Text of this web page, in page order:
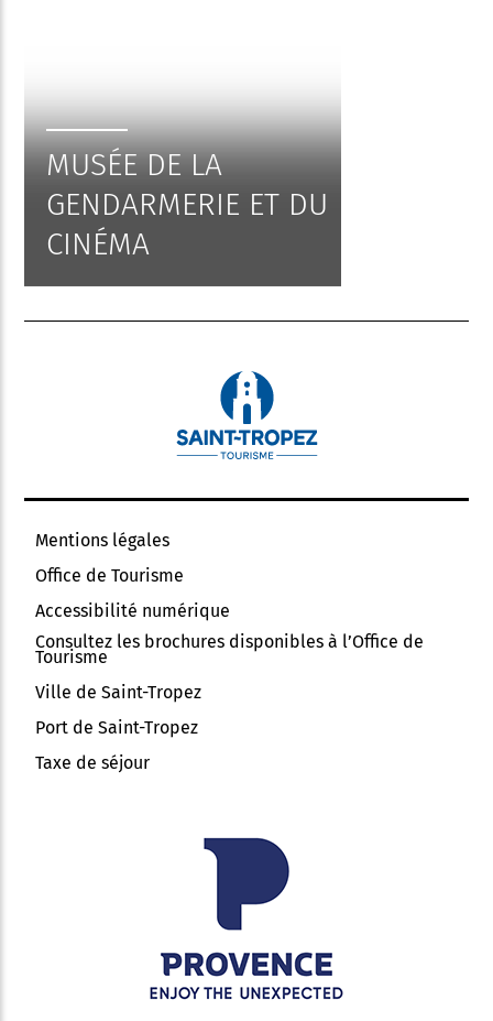
MUSÉE DE LA
GENDARMERIE ET DU
CINÉMA
Mentions légales
Office de Tourisme
Accessibilité numérique
Consultez les brochures disponibles à l’Office de
Tourisme
Ville de Saint-Tropez
Port de Saint-Tropez
Taxe de séjour